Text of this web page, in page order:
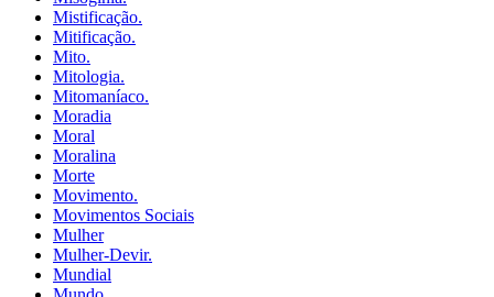
Mistificação.
Mitificação.
Mito.
Mitologia.
Mitomaníaco.
Moradia
Moral
Moralina
Morte
Movimento.
Movimentos Sociais
Mulher
Mulher-Devir.
Mundial